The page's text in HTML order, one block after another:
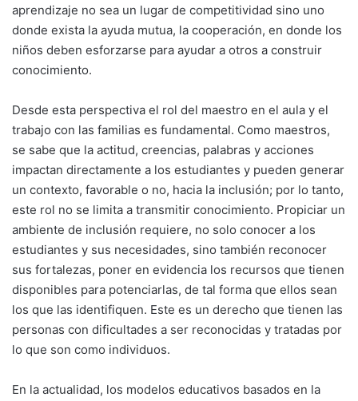
aprendizaje no sea un lugar de competitividad sino uno
donde exista la ayuda mutua, la cooperación, en donde los
niños deben esforzarse para ayudar a otros a construir
conocimiento.
Desde esta perspectiva el rol del maestro en el aula y el
trabajo con las familias es fundamental. Como maestros,
se sabe que la actitud, creencias, palabras y acciones
impactan directamente a los estudiantes y pueden generar
un contexto, favorable o no, hacia la inclusión; por lo tanto,
este rol no se limita a transmitir conocimiento. Propiciar un
ambiente de inclusión requiere, no solo conocer a los
estudiantes y sus necesidades, sino también reconocer
sus fortalezas, poner en evidencia los recursos que tienen
disponibles para potenciarlas, de tal forma que ellos sean
los que las identifiquen. Este es un derecho que tienen las
personas con dificultades a ser reconocidas y tratadas por
lo que son como individuos.
En la actualidad, los modelos educativos basados en la